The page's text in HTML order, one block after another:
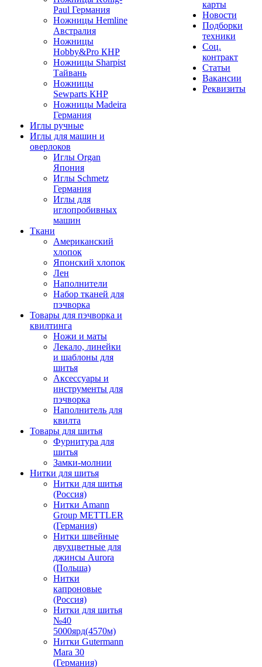
Paul Германия
Ножницы Hemline
Австралия
Ножницы
Hobby&Pro КНР
Ножницы Sharpist
Тайвань
Ножницы
Sewparts КНР
Ножницы Madeira
Германия
Иглы ручные
Иглы для машин и
оверлоков
Иглы Organ
Япония
Иглы Schmetz
Германия
Иглы для
иглопробивных
машин
Ткани
Американский
хлопок
Японский хлопок
Лен
Наполнители
Набор тканей для
пэчворка
Товары для пэчворка и
квилтинга
Ножи и маты
Лекало, линейки
и шаблоны для
шитья
Аксессуары и
инструменты для
пэчворка
Наполнитель для
квилта
Товары для шитья
Фурнитура для
шитья
Замки-молнии
Нитки для шитья
Нитки для шитья
(Россия)
Нитки Amann
Group METTLER
(Германия)
Нитки швейные
двухцветные для
джинсы Aurora
(Польша)
Нитки
капроновые
(Россия)
Нитки для шитья
№40
5000ярд(4570м)
Нитки Gutermann
Mara 30
(Германия)
карты
Новости
Подборки
техники
Соц.
контракт
Статьи
Вакансии
Реквизиты